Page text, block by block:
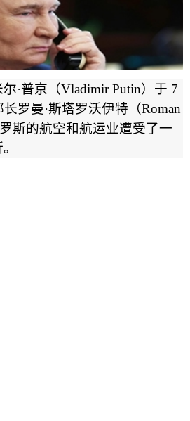
尔·普京 （Vladimir Putin） 于 7
长罗曼·斯塔罗沃伊特 （Roman
斯的航空和航运业遭受了一